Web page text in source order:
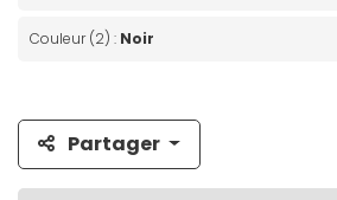
Couleur (2) : Noir
Partager